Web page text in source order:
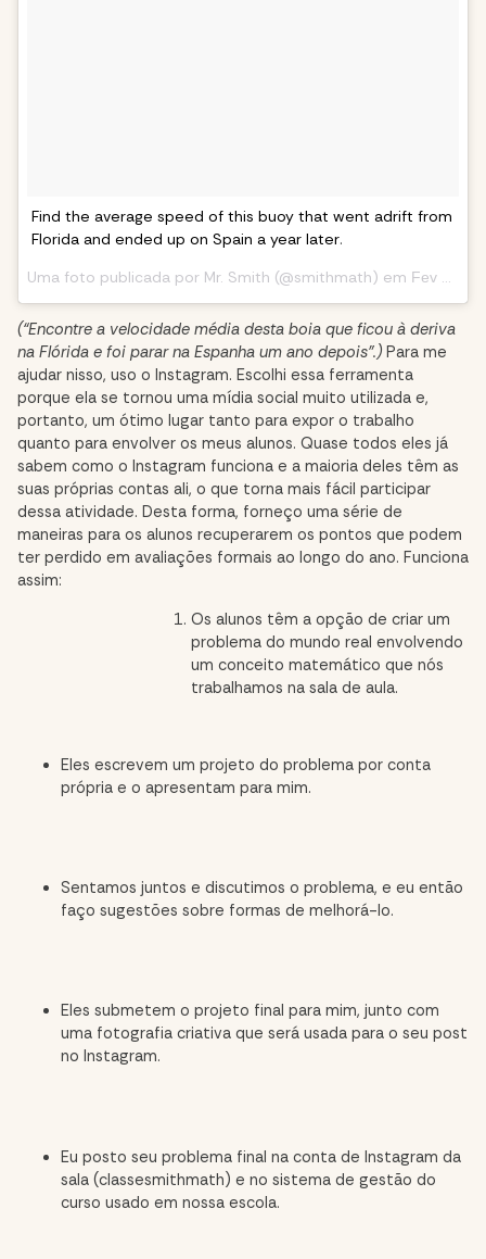
Find the average speed of this buoy that went adrift from
Florida and ended up on Spain a year later.
Uma foto publicada por Mr. Smith (@smithmath) em Fev 16, 2014 às 9:51 PST
(“Encontre a velocidade média desta boia que ficou à deriva
na Flórida e foi parar na Espanha um ano depois”.) Para me
ajudar nisso, uso o Instagram. Escolhi essa ferramenta
porque ela se tornou uma mídia social muito utilizada e,
portanto, um ótimo lugar tanto para expor o trabalho
quanto para envolver os meus alunos. Quase todos eles já
sabem como o Instagram funciona e a maioria deles têm as
suas próprias contas ali, o que torna mais fácil participar
dessa atividade. Desta forma, forneço uma série de
maneiras para os alunos recuperarem os pontos que podem
ter perdido em avaliações formais ao longo do ano. Funciona
assim:
Os alunos têm a opção de criar um
problema do mundo real envolvendo
um conceito matemático que nós
trabalhamos na sala de aula.
Eles escrevem um projeto do problema por conta
própria e o apresentam para mim.
Sentamos juntos e discutimos o problema, e eu então
faço sugestões sobre formas de melhorá-lo.
Eles submetem o projeto final para mim, junto com
uma fotografia criativa que será usada para o seu post
no Instagram.
Eu posto seu problema final na conta de Instagram da
sala (classesmithmath) e no sistema de gestão do
curso usado em nossa escola.